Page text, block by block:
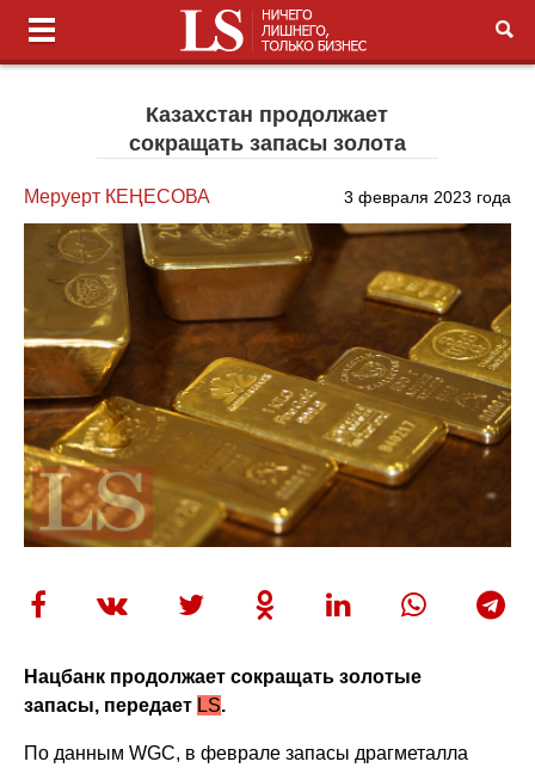
Казахстан продолжает
сокращать запасы золота
Меруерт КЕҢЕСОВА 3 февраля 2023 года
Нацбанк продолжает сокращать золотые
запасы, передает LS.
По данным WGC, в феврале запасы драгметалла